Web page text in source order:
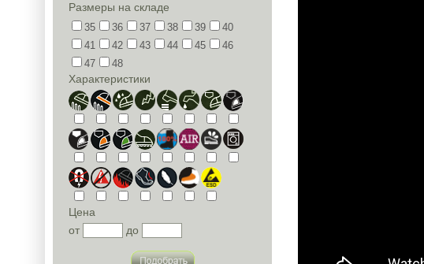
Размеры на складе
35 36 37 38 39
40
41
42 43 44 45
46
47
48
Характеристики
Цена
от
до